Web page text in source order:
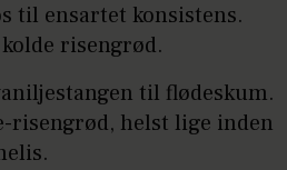
til ensartet konsistens.
risengrød.
til flødeskum.
risengrød, helst lige inden